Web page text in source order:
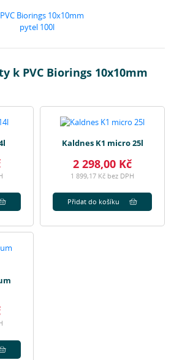
k PVC Biorings 10x10mm
Kaldnes K1 micro 25l
2 298,00 Kč
1 899,17 Kč bez DPH
Přidat do košíku